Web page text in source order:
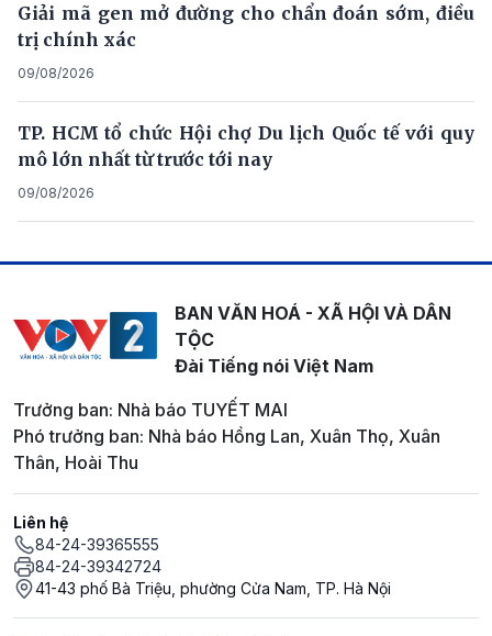
Giải mã gen mở đường cho chẩn đoán sớm, điều
trị chính xác
09/08/2026
TP. HCM tổ chức Hội chợ Du lịch Quốc tế với quy
mô lớn nhất từ trước tới nay
09/08/2026
BAN VĂN HOÁ - XÃ HỘI VÀ DÂN
TỘC
Đài Tiếng nói Việt Nam
Trưởng ban: Nhà báo TUYẾT MAI
Phó trưởng ban: Nhà báo Hồng Lan, Xuân Thọ, Xuân
Thân, Hoài Thu
Liên hệ
84-24-39365555
84-24-39342724
41-43 phố Bà Triệu, phường Cửa Nam, TP. Hà Nội